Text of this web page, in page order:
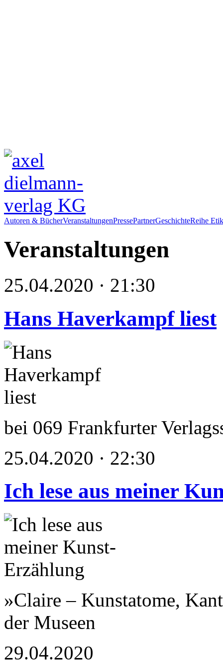
Autoren & BücherVeranstaltungenPressePartnerGeschichteReihe
Veranstaltungen
25.04.2020 · 21:30
Hans Haverkampf liest
bei 069 Frankfurter
25.04.2020 · 22:30
Ich lese aus meiner
»Claire – Kunstatome,
der Museen
29.04.2020